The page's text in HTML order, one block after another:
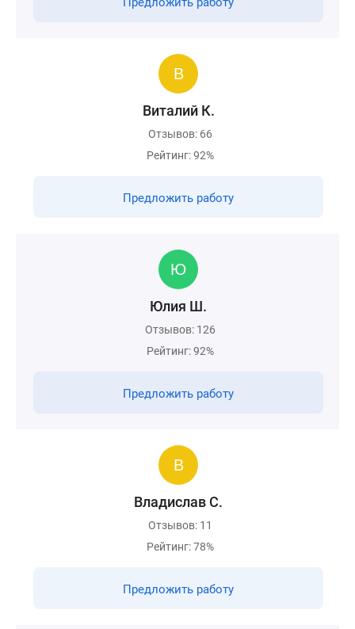
Виталий К.
Отзывов: 66
Рейтинг: 92%
Предложить работу
Юлия Ш.
Отзывов: 126
Рейтинг: 92%
Предложить работу
Владислав С.
Отзывов: 11
Рейтинг: 78%
Предложить работу